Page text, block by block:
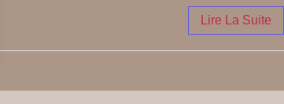
Lire La Suite